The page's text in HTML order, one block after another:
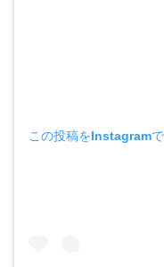
この投稿をInstagram